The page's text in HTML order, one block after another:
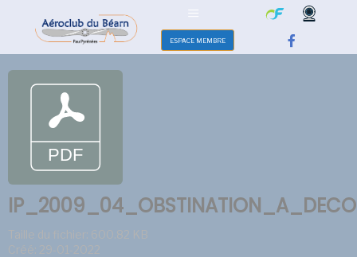
ESPACE MEMBRE
Taille du fichier: 600.82 KB
Créé: 29-01-2022